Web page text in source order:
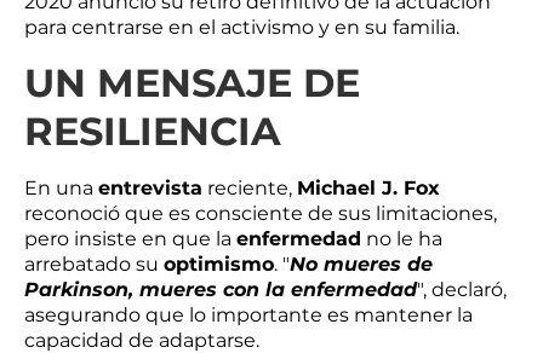
para centrarse en el activismo y en su familia.
UN MENSAJE DE
RESILIENCIA
En una entrevista reciente, Michael J. Fox
reconoció que es consciente de sus limitaciones,
pero insiste en que la enfermedad no le ha
arrebatado su optimismo. "No mueres de
Parkinson, mueres con la enfermedad", declaró,
asegurando que lo importante es mantener la
capacidad de adaptarse.